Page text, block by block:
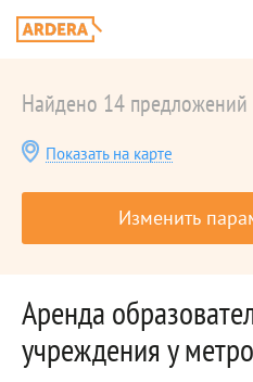
Найдено 14 предложений
Показать на карте
Изменить
Аренда
учреждения у